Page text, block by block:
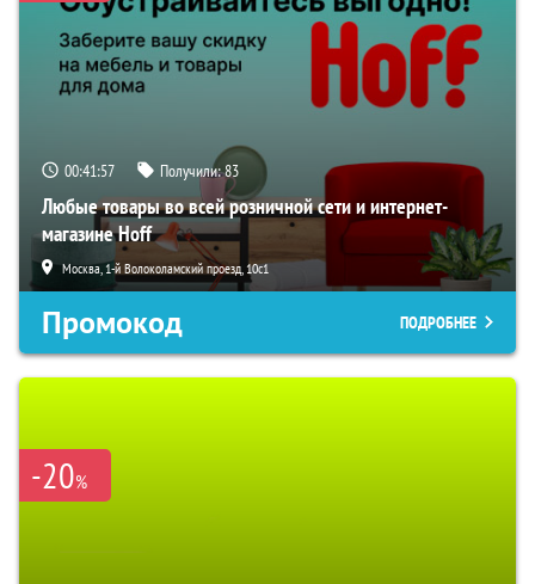
00:41:56 Получили:83
Любые товары во всей розничной сети и интернет-
магазине Hoff
Москва, 1-й Волоколамский проезд, 10с1
Промокод ПОДРОБНЕЕ
-20%